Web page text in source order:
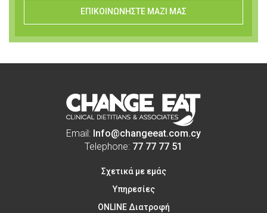
ΕΠΙΚΟΙΝΩΝΗΣΤΕ ΜΑΖΙ ΜΑΣ
Email: Info@changeeat.com.cy
Telephone: 77 77 77 51
Σχετικά με εμάς
Υπηρεσίες
ONLINE Διατροφή